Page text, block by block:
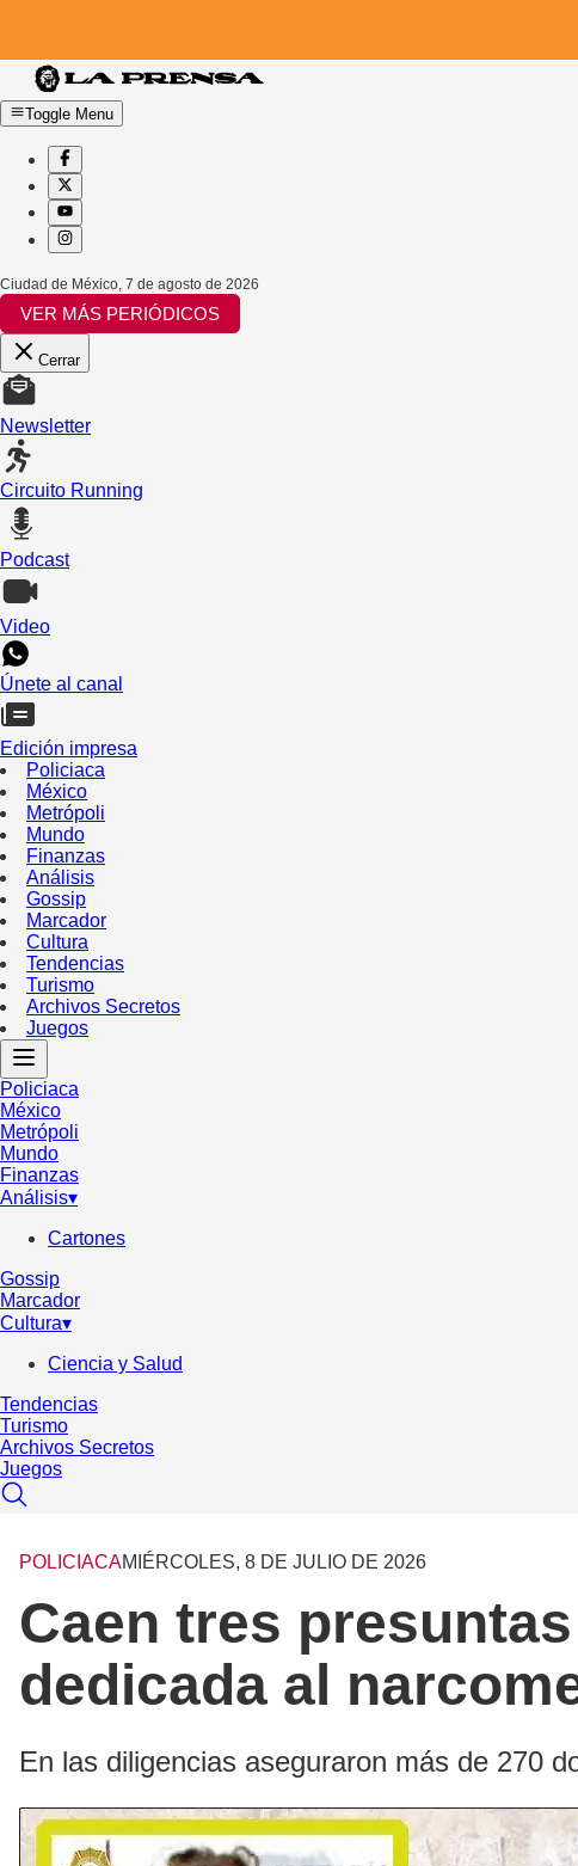
Toggle Menu
Ciudad de México 7 de agosto de 2026
VER MÁS PERIÓDICOS
Cerrar
Newsletter
Circuito Running
Podcast
Video
Únete al canal
Edición impresa
Policiaca
México
Metrópoli
Mundo
Finanzas
Análisis
Gossip
Marcador
Cultura
Tendencias
Turismo
Archivos Secretos
Juegos
Policiaca
México
Metrópoli
Mundo
Finanzas
Análisis▾
Cartones
Gossip
Marcador
Cultura▾
Ciencia y Salud
Tendencias
Turismo
Archivos Secretos
Juegos
POLICIACAMIÉRCOLES, 8 DE JULIO DE 2026
Caen tres
dedicada al
En las diligencias aseguraron más de 270